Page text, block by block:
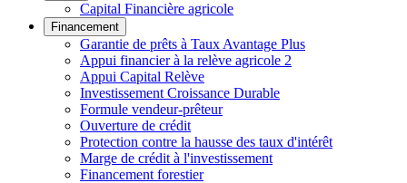
Capital Financière agricole
Financement
Garantie de prêts à Taux Avantage Plus
Appui financier à la relève agricole 2
Appui Capital Relève
Investissement Croissance Durable
Formule vendeur-prêteur
Ouverture de crédit
Protection contre la hausse des taux d'intérêt
Marge de crédit à l'investissement
Financement forestier